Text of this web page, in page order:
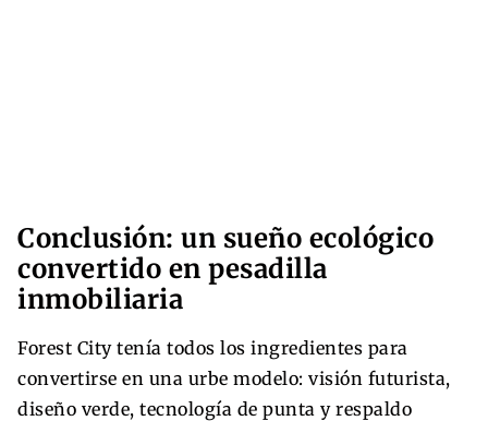
Conclusión: un sueño ecológico
convertido en pesadilla
inmobiliaria
Forest City tenía todos los ingredientes para
convertirse en una urbe modelo: visión futurista,
diseño verde, tecnología de punta y respaldo